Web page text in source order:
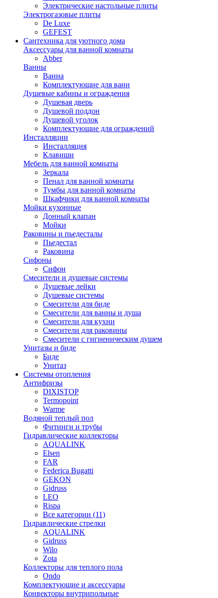
Электрические настольные плиты
Электрогазовые плиты
De Luxe
GEFEST
Сантехника для уютного дома
Аксессуары для ванной комнаты
Abber
Ванны
Ванна
Комплектующие для ванн
Душевые кабины и ограждения
Душевая дверь
Душевой поддон
Душевой уголок
Комплектующие для ограждений
Инсталляции
Инсталляция
Клавиши
Мебель для ванной комнаты
Зеркала
Пенал для ванной комнаты
Тумбы для ванной комнаты
Шкафчики для ванной комнаты
Мойки кухонные
Донный клапан
Мойки
Раковины и пьедесталы
Пьедестал
Раковина
Сифоны
Сифон
Смесители и душевые системы
Душевые лейки
Душевые системы
Смесители для биде
Смесители для ванны и душа
Смесители для кухни
Смесители для раковины
Смесители с гигиеническим душем
Унитазы и биде
Биде
Унитаз
Системы отопления
Антифризы
DIXISTOP
Termopoint
Warme
Водяной теплый пол
Фитинги и трубы
Гидравлические коллекторы
AQUALINK
Elsen
FAR
Federica Bugatti
GEKON
Gidruss
LEO
Rispa
Все категории (11)
Гидравлические стрелки
AQUALINK
Gidruss
Wilo
Zota
Коллекторы для теплого пола
Ondo
Комплектующие и аксессуары
Конвекторы внутрипольные